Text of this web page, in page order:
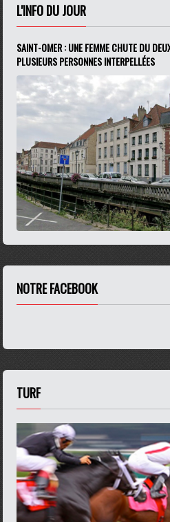
L'INFO DU JOUR
SAINT-OMER : UNE FEMME CHUTE DU
PLUSIEURS PERSONNES INTERPELLÉES
NOTRE FACEBOOK
TURF